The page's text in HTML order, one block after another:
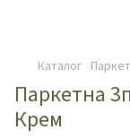
Каталог
Паркетна
Крем